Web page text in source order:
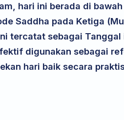
hari ini berada di
Saddha pada Ketiga
tercatat sebagai Tanggal
digunakan sebagai
hari baik secara